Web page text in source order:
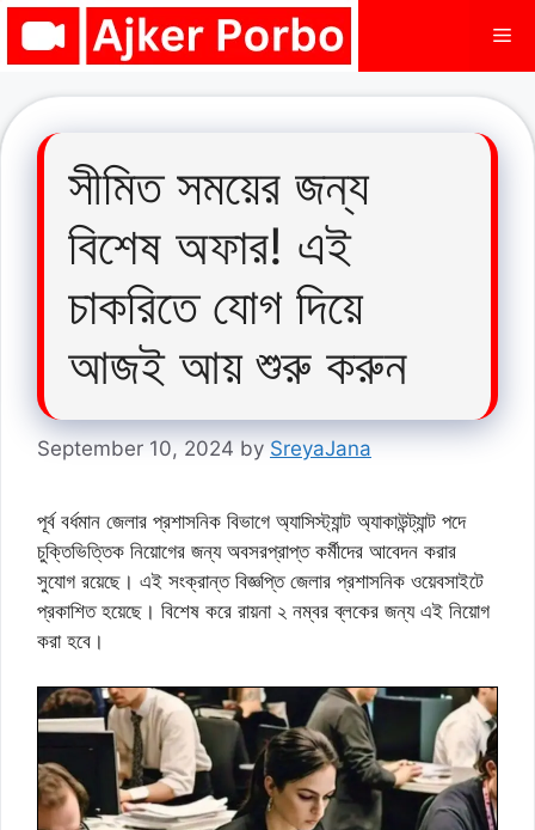
Skip
সীমিত সময়ের জন্য
বিশেষ অফার! এই
চাকরিতে যোগ দিয়ে
আজই আয় শুরু করুন
September 10, 2024 by SreyaJana
পূর্ব বর্ধমান জেলার প্রশাসনিক বিভাগে অ্যাসিস্ট্যান্ট অ্যাকাউন্ট্যান্ট পদে
চুক্তিভিত্তিক নিয়োগের জন্য অবসরপ্রাপ্ত কর্মীদের আবেদন করার
সুযোগ রয়েছে। এই সংক্রান্ত বিজ্ঞপ্তি জেলার প্রশাসনিক ওয়েবসাইটে
প্রকাশিত হয়েছে। বিশেষ করে রায়না ২ নম্বর ব্লকের জন্য এই নিয়োগ
করা হবে।